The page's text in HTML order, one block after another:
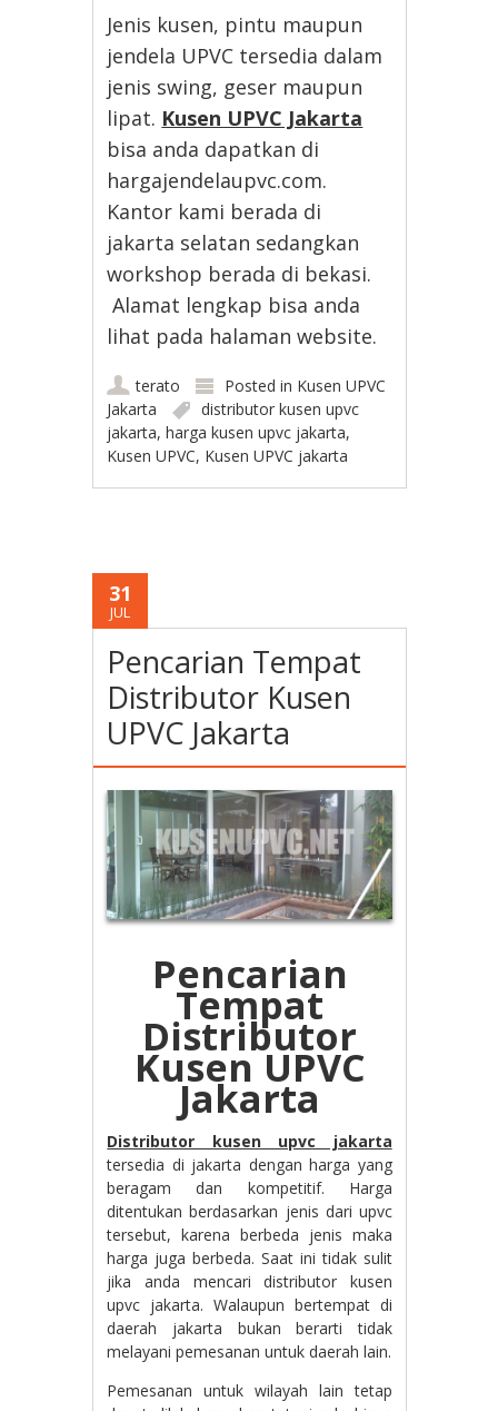
Jenis kusen, pintu maupun
jendela UPVC tersedia dalam
jenis swing, geser maupun
lipat. Kusen UPVC Jakarta
bisa anda dapatkan di
hargajendelaupvc.com.
Kantor kami berada di
jakarta selatan sedangkan
workshop berada di bekasi.
Alamat lengkap bisa anda
lihat pada halaman website.
terato Posted in Kusen UPVC
Jakarta
distributor kusen upvc
jakarta,harga kusen upvc jakarta,
Kusen UPVC, Kusen UPVC jakarta
31
JUL
Pencarian Tempat
Distributor Kusen
UPVC Jakarta
Pencarian
Tempat
Distributor
Kusen UPVC
Jakarta
Distributor kusen upvc jakarta
tersedia di jakarta dengan harga yang
beragam dan kompetitif. Harga
ditentukan berdasarkan jenis dari upvc
tersebut, karena berbeda jenis maka
harga juga berbeda. Saat ini tidak sulit
jika anda mencari distributor kusen
upvc jakarta. Walaupun bertempat di
daerah jakarta bukan berarti tidak
melayani pemesanan untuk daerah lain.
Pemesanan untuk wilayah lain tetap